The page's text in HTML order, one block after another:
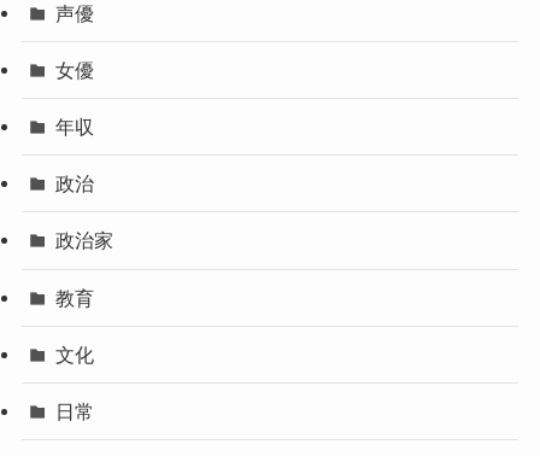
声優
女優
年収
政治
政治家
教育
文化
日常